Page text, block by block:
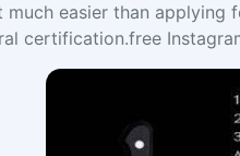
easier than
certification.free